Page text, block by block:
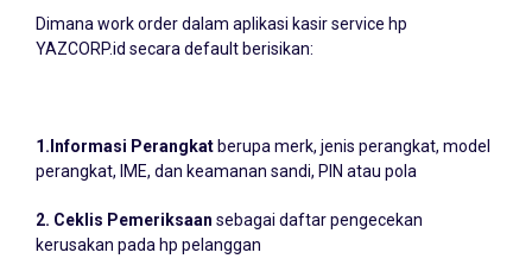
YAZCORP.id secara default berisikan:
perangkat, IME, dan keamanan sandi, PIN atau pola
kerusakan pada hp pelanggan